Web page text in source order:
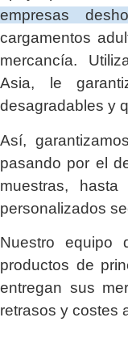
empresas
cargamentos
mercancía.
Asia, le
desagradables y
Así,
pasando por el
muestras,
personalizados
Nuestro equipo
productos de
entregan sus
retrasos y costes